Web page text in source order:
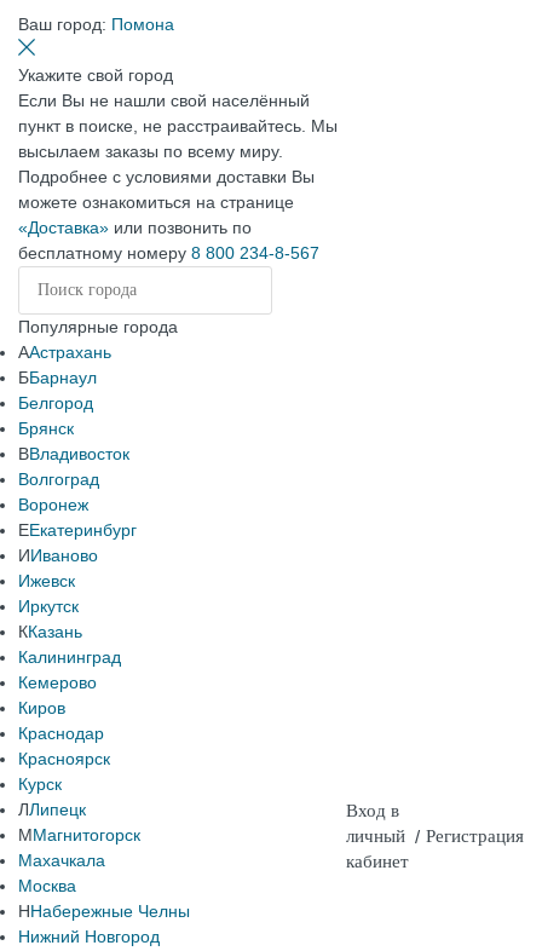
Ваш город: Помона
Укажите свой город
Если Вы не нашли свой населённый
пункт в поиске, не расстраивайтесь. Мы
высылаем заказы по всему миру.
Подробнее с условиями доставки Вы
можете ознакомиться на странице
«Доставка» или позвонить по
бесплатному номеру 8 800 234-8-567
Популярные города
ААстрахань
ББарнаул
Белгород
Брянск
ВВладивосток
Волгоград
Воронеж
ЕЕкатеринбург
ИИваново
Ижевск
Иркутск
ККазань
Калининград
Кемерово
Киров
Краснодар
Красноярск
Курск
ЛЛипецк
ММагнитогорск
Махачкала
Москва
ННабережные Челны
Нижний Новгород
Вход в
личный
кабинет
/ Регистрация